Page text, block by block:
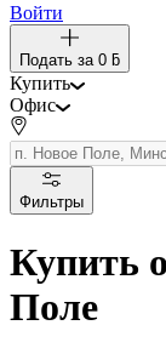
Войти
Подать за 0 ƃ
Купить
Офис
Фильтры
Купить
Поле